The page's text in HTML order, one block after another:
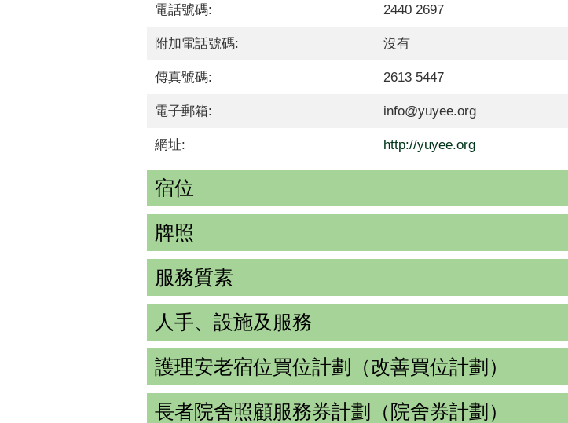
電話號碼: 2440 2697
附加電話號碼: 沒有
傳真號碼: 2613 5447
電子郵箱: info@yuyee.org
網址: http://yuyee.org
宿位
牌照
服務質素
人手、設施及服務
護理安老宿位買位計劃（改善買位計劃）
長者院舍照顧服務券計劃（院舍券計劃）